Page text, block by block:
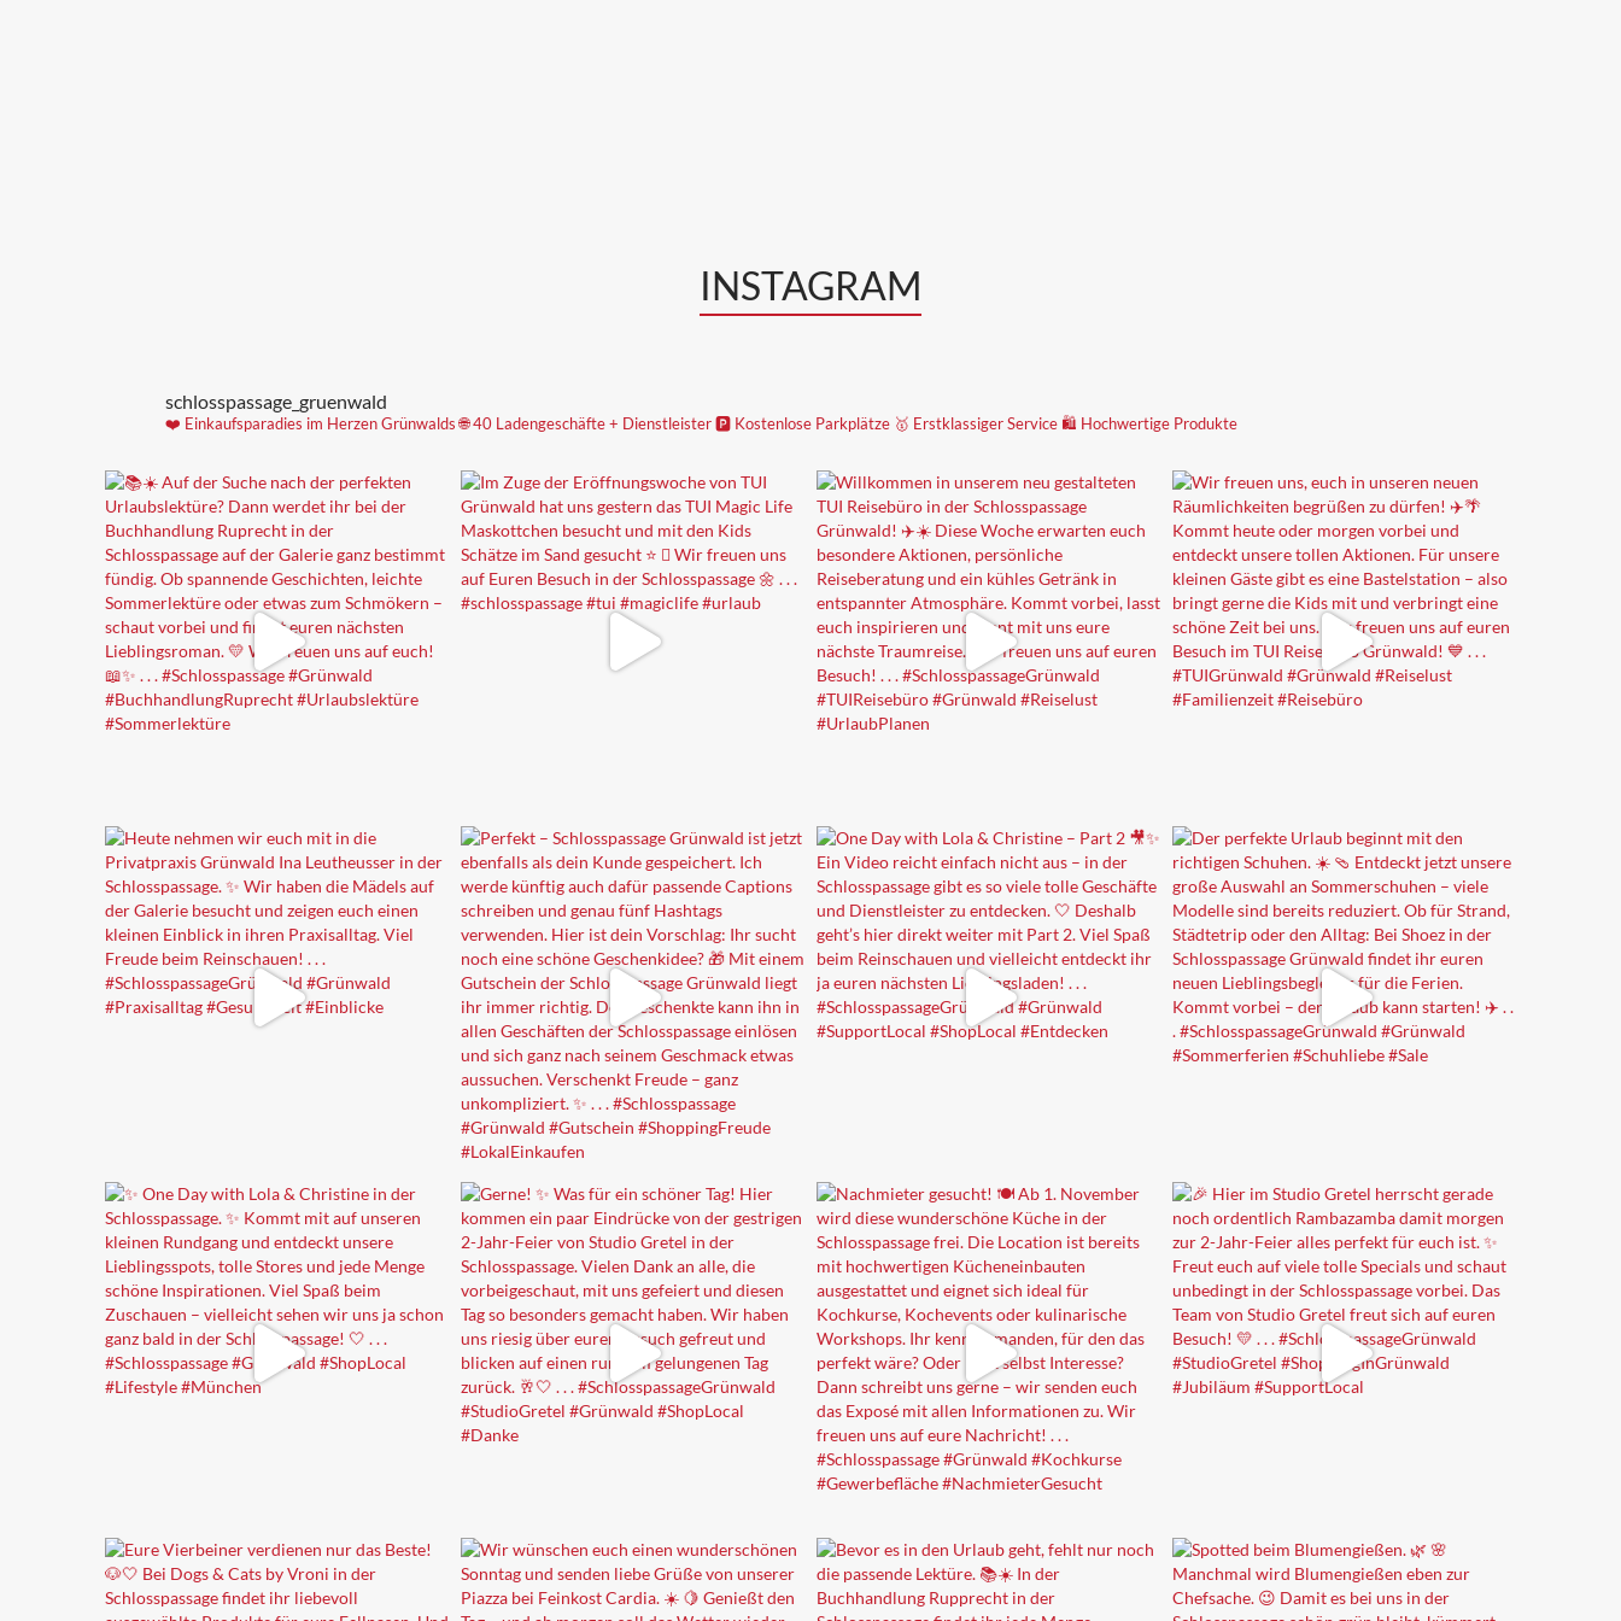
INSTAGRAM
schlosspassage_gruenwald
❤️ Einkaufsparadies im Herzen Grünwalds🌐 40 Ladengeschäfte + Dienstleister🅿️ Kostenlose Parkplätze 🥇 Erstklassiger Service 🛍 Hochwertige Produkte